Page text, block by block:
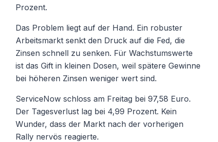
Prozent.
Das Problem liegt auf der Hand. Ein robuster
Arbeitsmarkt senkt den Druck auf die Fed, die
Zinsen schnell zu senken. Für Wachstumswerte
ist das Gift in kleinen Dosen, weil spätere Gewinne
bei höheren Zinsen weniger wert sind.
ServiceNow schloss am Freitag bei 97,58 Euro.
Der Tagesverlust lag bei 4,99 Prozent. Kein
Wunder, dass der Markt nach der vorherigen
Rally nervös reagierte.